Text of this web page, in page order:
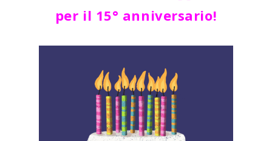
per il 15° anniversario!